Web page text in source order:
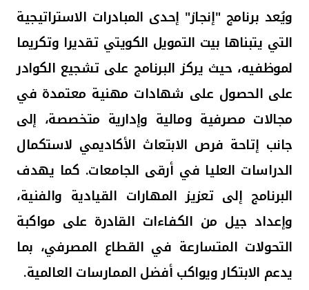
المملكة المتحدة
مملكة البحرين
ويُعد برنامج "إنجاز" إحدى المبادرات الاستراتيجية
التي يتبناها بيت التمويل الكويتيتقديرا وتكريما
لموظفيه، حيث يركز البرنامج على تشجيع الكوادر
على الحصول على شهادات مهنية معتمدة في
مجالات مصرفية ومالية وإدارية متخصصة، إلى
جانب إتاحة فرص الابتعاث الأكاديمي لاستكمال
الدراسات العليا في أرقى الجامعات. كما يهدف
البرنامج إلى تعزيز المهارات القيادية والفنية،
وإعداد جيل من الكفاءات القادرة على مواكبة
التحولات المتسارعة في القطاع المصرفي، بما
يدعم الابتكار ويواكب أفضل الممارسات العالمية.